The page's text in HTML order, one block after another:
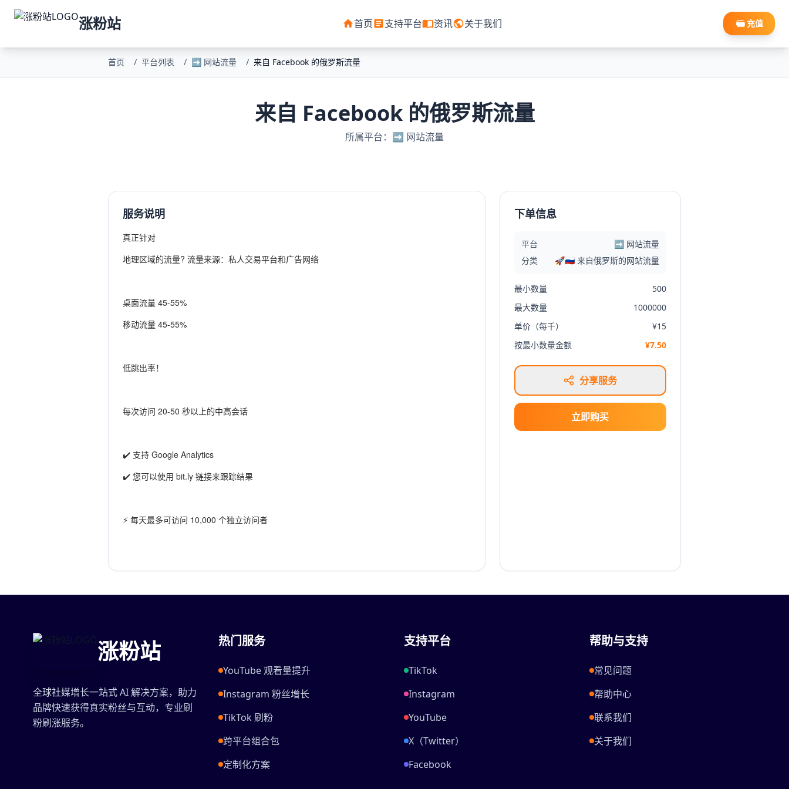
涨粉站 首页 支持平台 资讯 关于我们 充值
首页 / 平台列表 / ➡️ 网站流量 / 来自 Facebook 的俄罗斯流量
来自 Facebook 的俄罗斯流量
所属平台：➡️ 网站流量
服务说明
真正针对
地理区域的流量? 流量来源：私人交易平台和广告网络
桌面流量 45-55%
移动流量 45-55%
低跳出率！
每次访问 20-50 秒以上的中高会话
✔️ 支持 Google Analytics
✔️ 您可以使用 bit.ly 链接来跟踪结果
⚡ 每天最多可访问 10,000 个独立访问者
下单信息
平台
➡️ 网站流量
分类
🚀🇷🇺 来自俄罗斯的网站流量
最小数量
500
最大数量
1000000
单价（每千）
¥15
按最小数量金额
¥7.50
分享服务
立即购买
涨粉站
全球社媒增长一站式 AI 解决方案，助力
品牌快速获得真实粉丝与互动，专业刷
粉刷涨服务。
热门服务
YouTube 观看量提升
Instagram 粉丝增长
TikTok 刷粉
跨平台组合包
定制化方案
支持平台
TikTok
Instagram
YouTube
X（Twitter）
Facebook
帮助与支持
常见问题
帮助中心
联系我们
关于我们